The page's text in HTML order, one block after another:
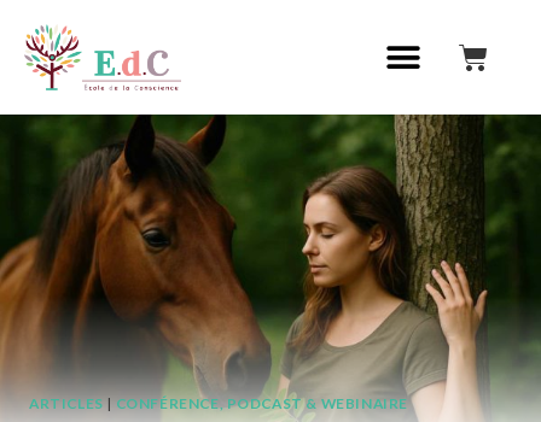
ARTICLES | CONFÉRENCE, PODCAST & WEBINAIRE